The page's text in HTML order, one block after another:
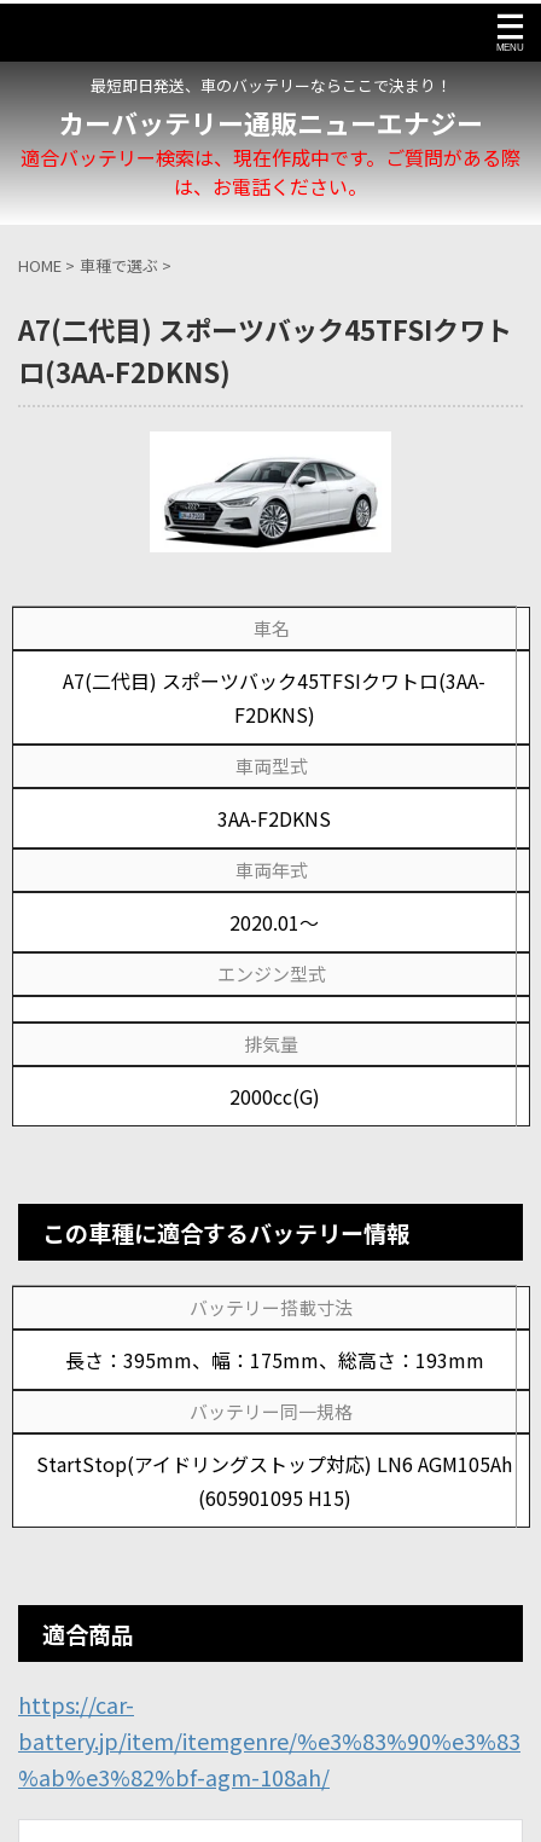
最短即日発送、車のバッテリーならここで決まり！
カーバッテリー通販ニューエナジー
適合バッテリー検索は、現在作成中です。ご質問がある際
は、お電話ください。
HOME > 車種で選ぶ >
A7(二代目) スポーツバック45TFSIクワト
ロ(3AA-F2DKNS)
車名
A7(二代目) スポーツバック45TFSIクワトロ(3AA-
F2DKNS)
車両型式
3AA-F2DKNS
車両年式
2020.01～
エンジン型式
排気量
2000cc(G)
この車種に適合するバッテリー情報
バッテリー搭載寸法
長さ：395mm、幅：175mm、総高さ：193mm
バッテリー同一規格
StartStop(アイドリングストップ対応) LN6 AGM105Ah
(605901095 H15)
適合商品
https://car-
battery.jp/item/itemgenre/%e3%83%90%e3%83
%ab%e3%82%bf-agm-108ah/